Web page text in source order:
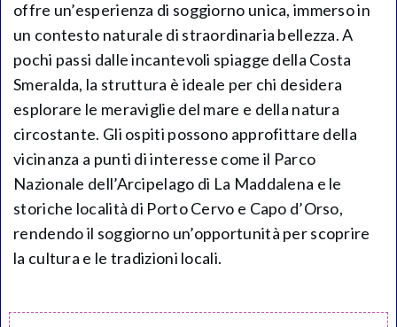
offre un’esperienza di soggiorno unica, immerso in
un contesto naturale di straordinaria bellezza. A
pochi passi dalle incantevoli spiagge della Costa
Smeralda, la struttura è ideale per chi desidera
esplorare le meraviglie del mare e della natura
circostante. Gli ospiti possono approfittare della
vicinanza a punti di interesse come il Parco
Nazionale dell’Arcipelago di La Maddalena e le
storiche località di Porto Cervo e Capo d’Orso,
rendendo il soggiorno un’opportunità per scoprire
la cultura e le tradizioni locali.